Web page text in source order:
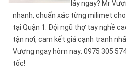
lấy ngay? Mr
nhanh, chuẩn xác từng milimet
tại Quận 1. Đội ngũ thợ tay nghề
tận nơi, cam kết giá cạnh tranh
Vượng ngay hôm nay: 0975 305
tốc!